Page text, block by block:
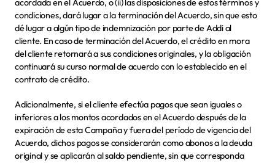
acordada en el Acuerdo, o (ii) las disposiciones de estos términos y
condiciones, dará lugar a la terminación del Acuerdo, sin que esto
dé lugar a algún tipo de indemnización por parte de Addi al
cliente. En caso de terminación del Acuerdo, el crédito en mora
del cliente retornará a sus condiciones originales, y la obligación
continuará su curso normal de acuerdo con lo establecido en el
contrato de crédito.
Adicionalmente, si el cliente efectúa pagos que sean iguales o
inferiores a los montos acordados en el Acuerdo después de la
expiración de esta Campaña y fuera del período de vigencia del
Acuerdo, dichos pagos se considerarán como abonos a la deuda
original y se aplicarán al saldo pendiente, sin que corresponda